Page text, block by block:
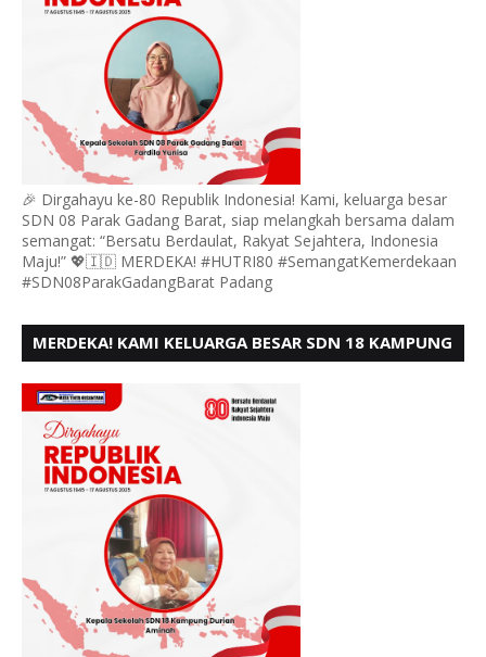
🎉 Dirgahayu ke-80 Republik Indonesia! Kami, keluarga besar
SDN 08 Parak Gadang Barat, siap melangkah bersama dalam
semangat: “Bersatu Berdaulat, Rakyat Sejahtera, Indonesia
Maju!” 💖🇮🇩 MERDEKA! #HUTRI80 #SemangatKemerdekaan
#SDN08ParakGadangBarat Padang
MERDEKA! KAMI KELUARGA BESAR SDN 18 KAMPUNG